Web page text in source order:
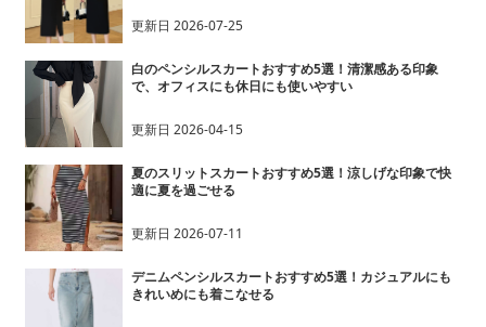
更新日 2026-07-25
白のペンシルスカートおすすめ5選！清潔感ある印象
で、オフィスにも休日にも使いやすい
更新日 2026-04-15
夏のスリットスカートおすすめ5選！涼しげな印象で快
適に夏を過ごせる
更新日 2026-07-11
デニムペンシルスカートおすすめ5選！カジュアルにも
きれいめにも着こなせる